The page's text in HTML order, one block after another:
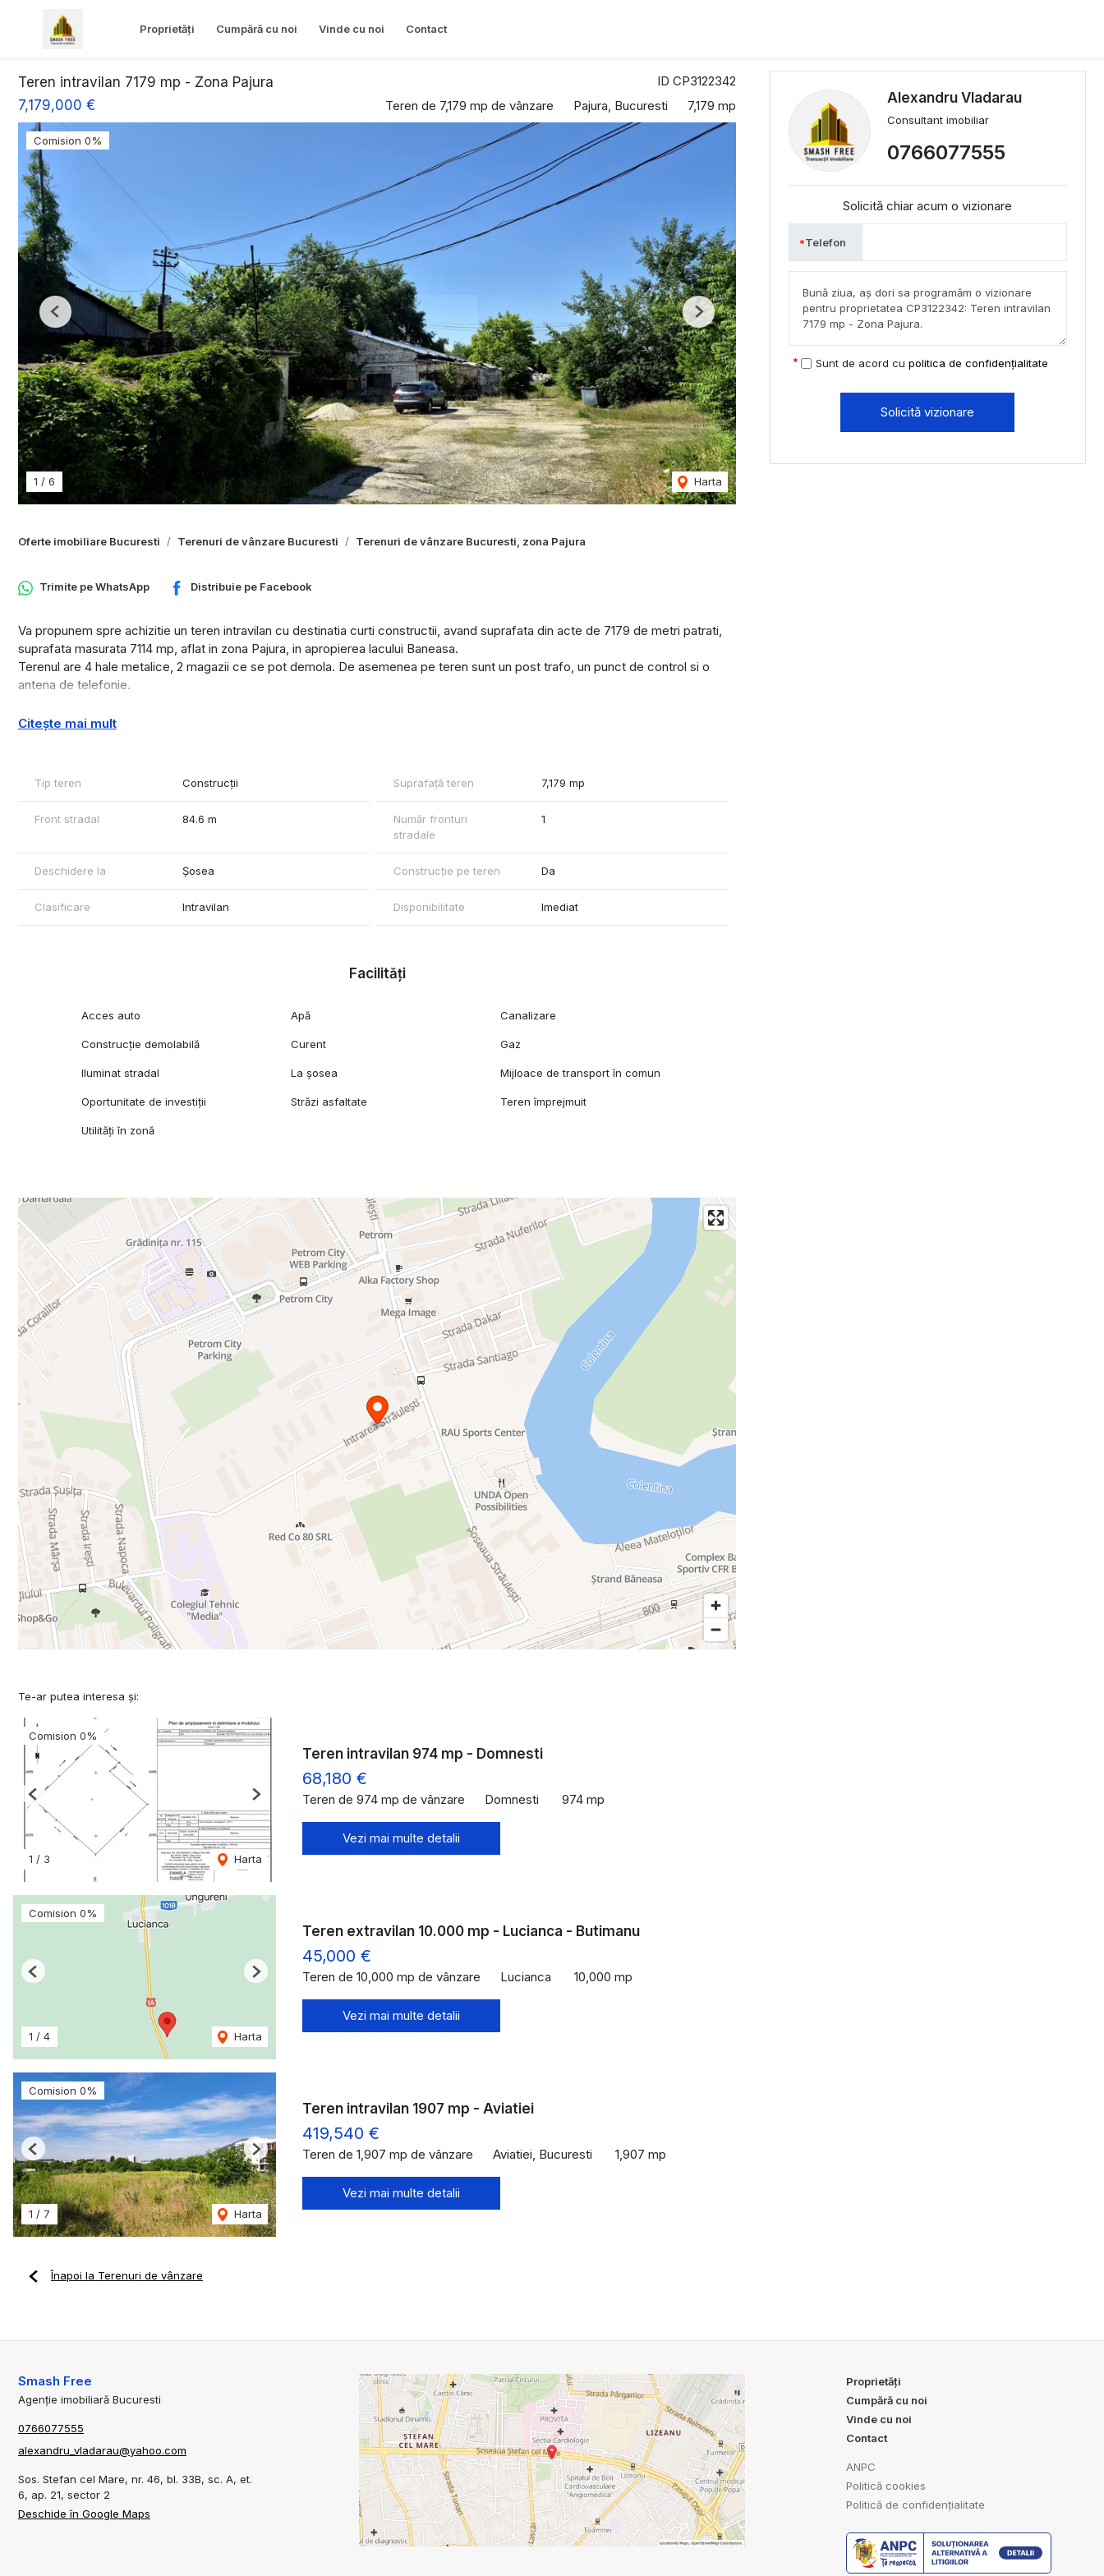
Proprietăți Cumpără cu noi Vinde cu noi Contact
ID CP3122342
Teren intravilan 7179 mp - Zona Pajura
7,179,000 €
Teren de 7,179 mp de vânzare Pajura, Bucuresti 7,179 mp
Comision 0%
1 / 6 Harta
Previous Next
Oferte imobiliare Bucuresti Terenuri de vânzare Bucuresti Terenuri de vânzare Bucuresti, zona Pajura
Trimite peWhatsApp Distribuie pe Facebook
Va propunem spre achizitie un teren intravilan cu destinatia curti constructii, avand suprafata din acte de 7179 de metri patrati,
suprafata masurata 7114 mp, aflat in zona Pajura, in apropierea lacului Baneasa.
Terenul are 4 hale metalice, 2 magazii ce se pot demola. De asemenea pe teren sunt un post trafo, un punct de control si o
antena de telefonie.
Citește mai mult
Tip teren Construcții Suprafață teren 7,179 mp
Front stradal 84.6 m
Număr fronturi
stradale
1
Deschidere la Șosea Construcție pe teren Da
Clasificare Intravilan Disponibilitate Imediat
Facilități
Acces auto Apă Canalizare
Construcție demolabilă Curent Gaz
Iluminat stradal La șosea Mijloace de transport în comun
Oportunitate de investiții Străzi asfaltate Teren împrejmuit
Utilități în zonă
Alexandru Vladarau
Consultant imobiliar
0766077555
Solicită chiar acum o vizionare
Telefon
Sunt de acord cu politica de confidențialitate
Solicită vizionare
Te-ar putea interesa și:
Comision 0%
1 / 3 Harta
Previous Next
Teren intravilan 974 mp - Domnesti
68,180 €
Teren de 974 mp de vânzare Domnesti 974 mp
Vezi mai multe detalii
Comision 0%
1 / 4 Harta
Previous Next
Teren extravilan 10.000 mp - Lucianca - Butimanu
45,000 €
Teren de 10,000 mp de vânzare Lucianca 10,000 mp
Vezi mai multe detalii
Comision 0%
1 / 7 Harta
Previous Next
Teren intravilan 1907 mp - Aviatiei
419,540 €
Teren de 1,907 mp de vânzare Aviatiei, Bucuresti 1,907 mp
Vezi mai multe detalii
Înapoi la Terenuri de vânzare
Smash Free
Agenție imobiliară Bucuresti
0766077555
alexandru_vladarau@yahoo.com
Sos. Stefan cel Mare, nr. 46, bl. 33B, sc. A, et.
6, ap. 21, sector 2
Deschide în Google Maps
Proprietăți
Cumpără cu noi
Vinde cu noi
Contact
ANPC
Politică cookies
Politică de confidențialitate